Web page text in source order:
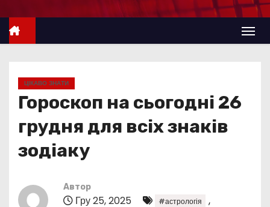
е
ЦІКАВО ЗНАТИ
Гороскоп на сьогодні 26
грудня для всіх знаків
зодіаку
Автор
Гру 25, 2025 #астрологія ,